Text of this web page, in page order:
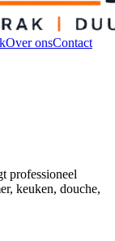
Over onsContact
professioneel
keuken, douche,